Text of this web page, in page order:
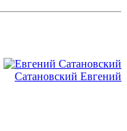
Сатановский Евгений